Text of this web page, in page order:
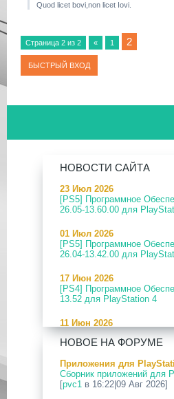
Quod licet bovi,non licet Iovi.
Страница 2 из 2 « 1 2
НОВОСТИ САЙТА
23 Июл 2026
[PS5] Программное
26.05-13.60.00 для
01 Июл 2026
[PS5] Программное
26.04-13.42.00 для
17 Июн 2026
[PS4] Программное
13.52 для PlayStation 4
11 Июн 2026
[PS5] Программное
26.04-13.40.00 для
24 Апр 2026
[PS5] Программное
26.03-13.20.00 для
НОВОЕ НА ФОРУМЕ
Приложения для
Сборник приложений для
[pvc1 в 16:22|09 Авг 2026]